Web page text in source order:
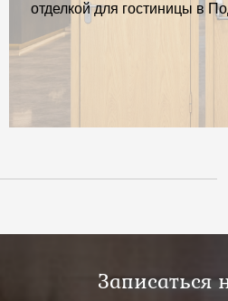
отделкой для гостиницы в
Записаться